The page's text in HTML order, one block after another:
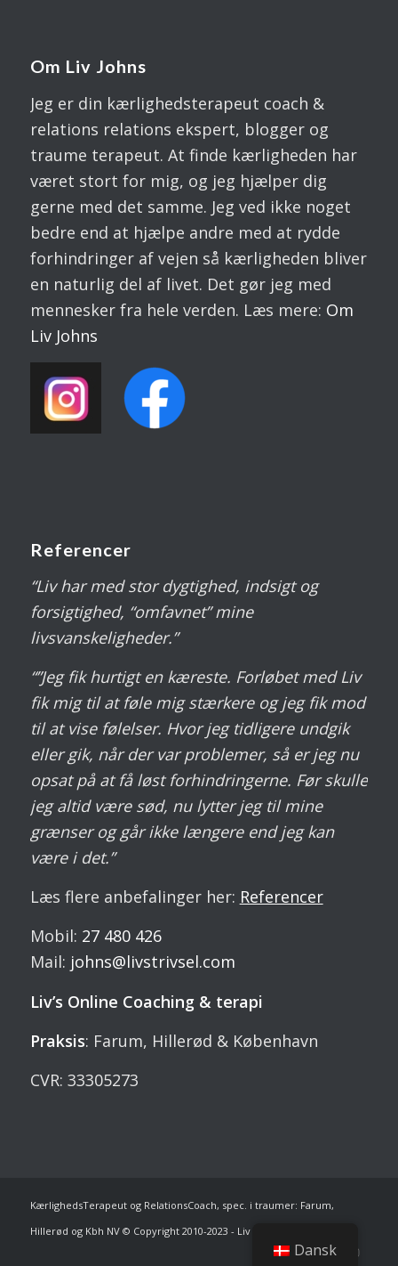
Om Liv Johns
Jeg er din kærlighedsterapeut coach &
relations relations ekspert, blogger og
traume terapeut. At finde kærligheden har
været stort for mig, og jeg hjælper dig
gerne med det samme. Jeg ved ikke noget
bedre end at hjælpe andre med at rydde
forhindringer af vejen så kærligheden bliver
en naturlig del af livet. Det gør jeg med
mennesker fra hele verden. Læs mere: Om
Liv Johns
Referencer
“Liv har med stor dygtighed, indsigt og
forsigtighed, “omfavnet” mine
livsvanskeligheder.”
“”Jeg fik hurtigt en kæreste. Forløbet med Liv
fik mig til at føle mig stærkere og jeg fik mod
til at vise følelser. Hvor jeg tidligere undgik
eller gik, når der var problemer, så er jeg nu
opsat på at få løst forhindringerne. Før skulle
jeg altid være sød, nu lytter jeg til mine
grænser og går ikke længere end jeg kan
være i det.”
Læs flere anbefalinger her: Referencer
Mobil: 27 480 426
Mail: johns@livstrivsel.com
Liv’s Online Coaching & terapi
Praksis: Farum, Hillerød & København
CVR: 33305273
KærlighedsTerapeut og RelationsCoach, spec. i traumer: Farum,
Hillerød og Kbh NV © Copyright 2010-2023 - Liv Johns.
Dansk